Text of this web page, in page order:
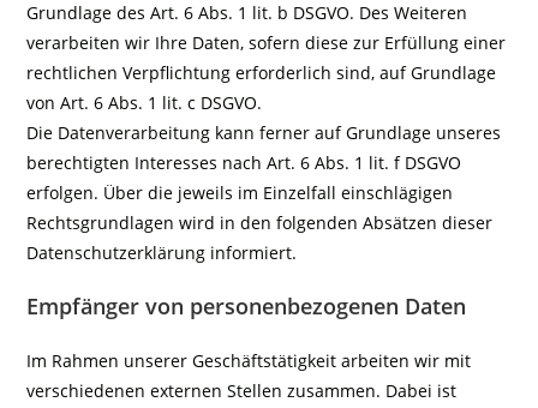
Grundlage des Art. 6 Abs. 1 lit. b DSGVO. Des Weiteren
verarbeiten wir Ihre Daten, sofern diese zur Erfüllung einer
rechtlichen Verpflichtung erforderlich sind, auf Grundlage
von Art. 6 Abs. 1 lit. c DSGVO.
Die Datenverarbeitung kann ferner auf Grundlage unseres
berechtigten Interesses nach Art. 6 Abs. 1 lit. f DSGVO
erfolgen. Über die jeweils im Einzelfall einschlägigen
Rechtsgrundlagen wird in den folgenden Absätzen dieser
Datenschutzerklärung informiert.
Empfänger von personenbezogenen Daten
Im Rahmen unserer Geschäftstätigkeit arbeiten wir mit
verschiedenen externen Stellen zusammen. Dabei ist